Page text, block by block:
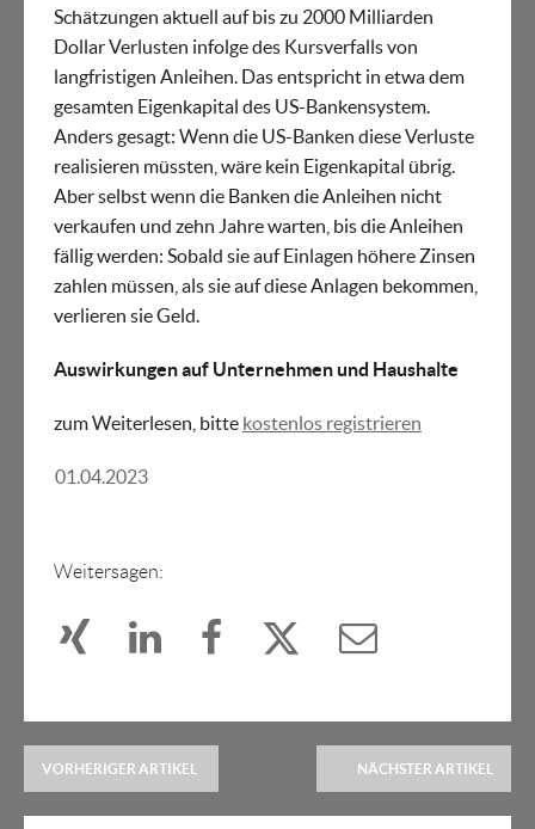
01.04.2023
Schätzungen aktuell auf bis zu 2000 Milliarden
Dollar Verlusten infolge des Kursverfalls von
langfristigen Anleihen. Das entspricht in etwa dem
gesamten Eigenkapital des US-Bankensystem.
Anders gesagt: Wenn die US-Banken diese Verluste
realisieren müssten, wäre kein Eigenkapital übrig.
Aber selbst wenn die Banken die Anleihen nicht
verkaufen und zehn Jahre warten, bis die Anleihen
fällig werden: Sobald sie auf Einlagen höhere Zinsen
zahlen müssen, als sie auf diese Anlagen bekommen,
verlieren sie Geld.
Auswirkungen auf Unternehmen und Haushalte
zum Weiterlesen, bitte kostenlos registrieren
Weitersagen:
VORHERIGER ARTIKEL NÄCHSTER ARTIKEL